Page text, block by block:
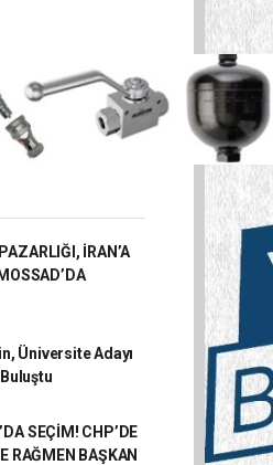
İRAN’A
Üniversite Adayı
SEÇİM! CHP’DE
RAĞMEN BAŞKAN